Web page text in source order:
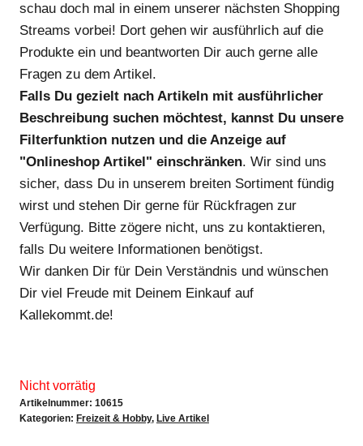
schau doch mal in einem unserer nächsten Shopping
Streams vorbei! Dort gehen wir ausführlich auf die
Produkte ein und beantworten Dir auch gerne alle
Fragen zu dem Artikel.
Falls Du gezielt nach Artikeln mit ausführlicher
Beschreibung suchen möchtest, kannst Du unsere
Filterfunktion nutzen und die Anzeige auf
"Onlineshop Artikel" einschränken. Wir sind uns
sicher, dass Du in unserem breiten Sortiment fündig
wirst und stehen Dir gerne für Rückfragen zur
Verfügung. Bitte zögere nicht, uns zu kontaktieren,
falls Du weitere Informationen benötigst.
Wir danken Dir für Dein Verständnis und wünschen
Dir viel Freude mit Deinem Einkauf auf
Kallekommt.de!
Nicht vorrätig
Artikelnummer: 10615
Kategorien: Freizeit & Hobby, Live Artikel